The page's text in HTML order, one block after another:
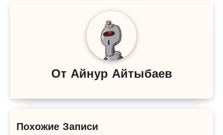
От Айнур Айтыбаев
Похожие Записи